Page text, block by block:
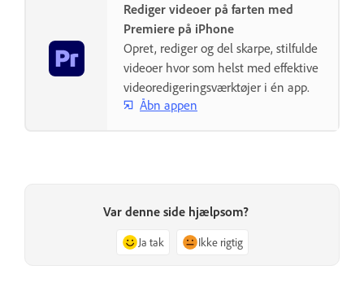
Rediger videoer på farten med
Premiere på iPhone
Opret, rediger og del skarpe, stilfulde
videoer hvor som helst med effektive
videoredigeringsværktøjer i én app.
Åbn appen
Var denne side hjælpsom?
Ja tak Ikke rigtig